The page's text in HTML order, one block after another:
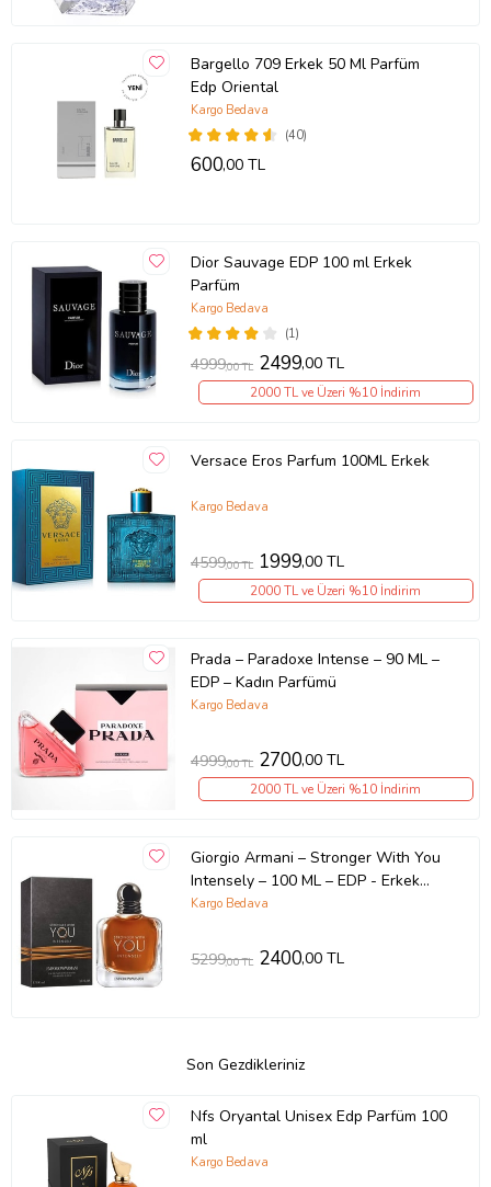
Bargello 709 Erkek 50 Ml Parfüm
Edp Oriental
(40)
Kargo Bedava
600,00 TL
Dior Sauvage EDP 100 ml Erkek
Parfüm
(1)
Kargo Bedava
4999,00 TL 2499,00 TL
2000 TL ve Üzeri %10 İndirim
Versace Eros Parfum 100ML Erkek
Kargo Bedava
4599,00 TL 1999,00 TL
2000 TL ve Üzeri %10 İndirim
Prada – Paradoxe Intense – 90 ML –
EDP – Kadın Parfümü
Kargo Bedava
4999,00 TL 2700,00 TL
2000 TL ve Üzeri %10 İndirim
Giorgio Armani – Stronger With You
Intensely – 100 ML – EDP - Erkek
parfümü
Kargo Bedava
5299,00 TL 2400,00 TL
Son Gezdikleriniz
Nfs Oryantal Unisex Edp Parfüm 100
ml
Kargo Bedava